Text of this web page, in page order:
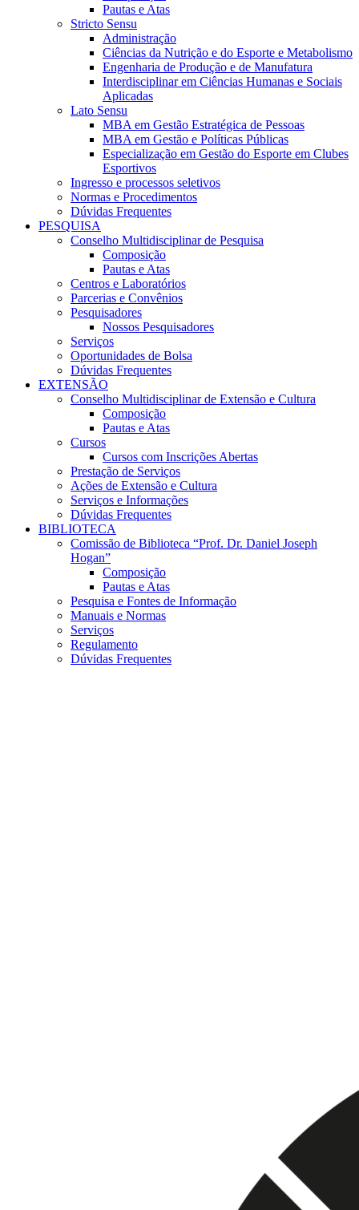
Pautas e Atas
Stricto Sensu
Administração
Ciências da Nutrição e do Esporte e Metabolismo
Engenharia de Produção e de Manufatura
Interdisciplinar em Ciências Humanas e Sociais
Aplicadas
Lato Sensu
MBA em Gestão Estratégica de Pessoas
MBA em Gestão e Políticas Públicas
Especialização em Gestão do Esporte em Clubes
Esportivos
Ingresso e processos seletivos
Normas e Procedimentos
Dúvidas Frequentes
PESQUISA
Conselho Multidisciplinar de Pesquisa
Composição
Pautas e Atas
Centros e Laboratórios
Parcerias e Convênios
Pesquisadores
Nossos Pesquisadores
Serviços
Oportunidades de Bolsa
Dúvidas Frequentes
EXTENSÃO
Conselho Multidisciplinar de Extensão e Cultura
Composição
Pautas e Atas
Cursos
Cursos com Inscrições Abertas
Prestação de Serviços
Ações de Extensão e Cultura
Serviços e Informações
Dúvidas Frequentes
BIBLIOTECA
Comissão de Biblioteca “Prof. Dr. Daniel Joseph
Hogan”
Composição
Pautas e Atas
Pesquisa e Fontes de Informação
Manuais e Normas
Serviços
Regulamento
Dúvidas Frequentes